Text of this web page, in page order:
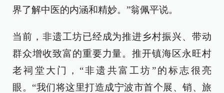
界了解中医的内涵和精妙。”翁佩平说。
当前，非遗工坊已经成为推进乡村振兴、带动
群众增收致富的重要力量。推开镇海区永旺村
老祠堂大门，“非遗共富工坊”的标志很亮
眼。“我们将这里打造成宁波市首个展、销、旅